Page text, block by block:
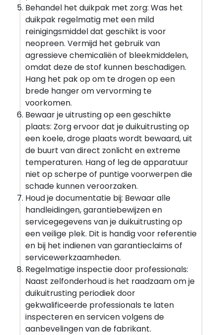
Behandel het duikpak met zorg: Was het
duikpak regelmatig met een mild
reinigingsmiddel dat geschikt is voor
neopreen. Vermijd het gebruik van
agressieve chemicaliën of bleekmiddelen,
omdat deze de stof kunnen beschadigen.
Hang het pak op om te drogen op een
brede hanger om vervorming te
voorkomen.
Bewaar je uitrusting op een geschikte
plaats: Zorg ervoor dat je duikuitrusting op
een koele, droge plaats wordt bewaard, uit
de buurt van direct zonlicht en extreme
temperaturen. Hang of leg de apparatuur
niet op scherpe of puntige voorwerpen die
schade kunnen veroorzaken.
Houd je documentatie bij: Bewaar alle
handleidingen, garantiebewijzen en
servicegegevens van je duikuitrusting op
een veilige plek. Dit is handig voor referentie
en bij het indienen van garantieclaims of
servicewerkzaamheden.
Regelmatige inspectie door professionals:
Naast zelfonderhoud is het raadzaam om je
duikuitrusting periodiek door
gekwalificeerde professionals te laten
inspecteren en servicen volgens de
aanbevelingen van de fabrikant.